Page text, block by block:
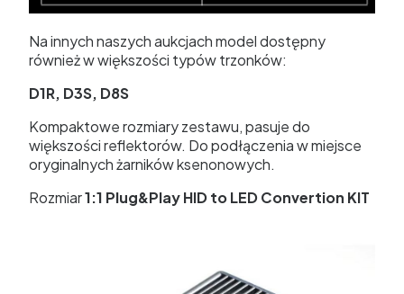
Na innych naszych aukcjach model dostępny
również w większości typów trzonków:
D1R, D3S, D8S
Kompaktowe rozmiary zestawu, pasuje do
większości reflektorów. Do podłączenia w miejsce
oryginalnych żarników ksenonowych.
Rozmiar1:1 Plug&Play HID to LED Convertion KIT